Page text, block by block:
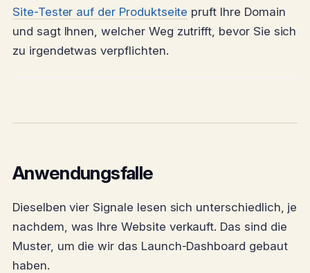
Site-Tester auf der Produktseite pruft Ihre Domain
und sagt Ihnen, welcher Weg zutrifft, bevor Sie sich
zu irgendetwas verpflichten.
Anwendungsfalle
Dieselben vier Signale lesen sich unterschiedlich, je
nachdem, was Ihre Website verkauft. Das sind die
Muster, um die wir das Launch-Dashboard gebaut
haben.